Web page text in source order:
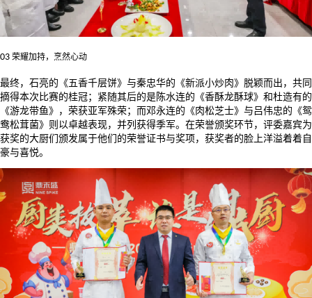
03 荣耀加持，烹然心动
最终，石亮的《五香千层饼》与秦忠华的《新派小炒肉》脱颖而出，共同
摘得本次比赛的桂冠；紧随其后的是陈水连的《香酥龙酥球》和杜造有的
《游龙带鱼》，荣获亚军殊荣；而邓永连的《肉松芝士》与吕伟忠的《鸳
鸯松茸菌》则以卓越表现，并列获得季军。在荣誉颁奖环节，评委嘉宾为
获奖的大厨们颁发属于他们的荣誉证书与奖项，获奖者的脸上洋溢着着自
豪与喜悦。